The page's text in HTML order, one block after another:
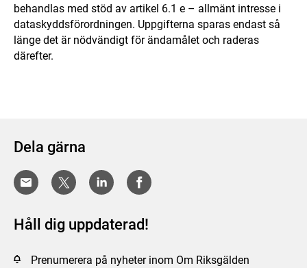
behandlas med stöd av artikel 6.1 e – allmänt intresse i
dataskyddsförordningen. Uppgifterna sparas endast så
länge det är nödvändigt för ändamålet och raderas
därefter.
Dela gärna
Håll dig uppdaterad!
Prenumerera på nyheter inom Om Riksgälden